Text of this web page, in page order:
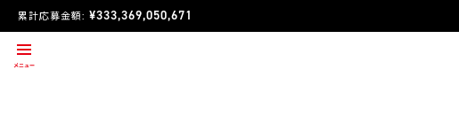
累計応募金額: ¥333,369,050,671